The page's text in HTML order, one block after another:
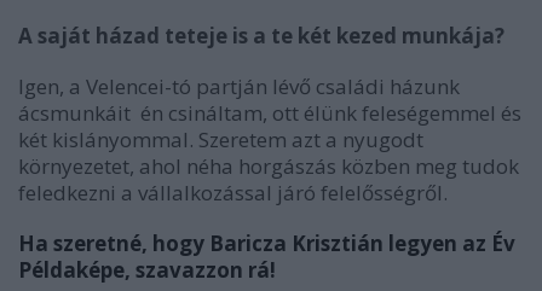
A saját házad teteje is a te két kezed munkája?
Igen, a Velencei-tó partján lévő családi házunk
ácsmunkáit én csináltam, ott élünk feleségemmel és
két kislányommal. Szeretem azt a nyugodt
környezetet, ahol néha horgászás közben meg tudok
feledkezni a vállalkozással járó felelősségről.
Ha szeretné, hogy Baricza Krisztián legyen az Év
Példaképe, szavazzon rá!